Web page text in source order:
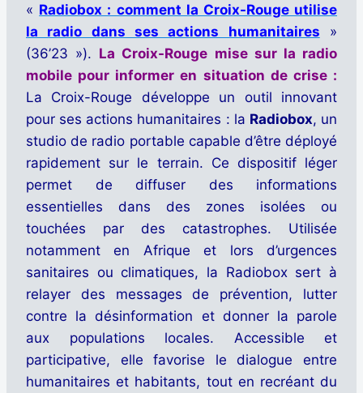
« Radiobox : comment la Croix-Rouge utilise
la radio dans ses actions humanitaires »
(36’23 »). La Croix-Rouge mise sur la radio
mobile pour informer en situation de crise :
La Croix-Rouge développe un outil innovant
pour ses actions humanitaires : la Radiobox, un
studio de radio portable capable d’être déployé
rapidement sur le terrain. Ce dispositif léger
permet de diffuser des informations
essentielles dans des zones isolées ou
touchées par des catastrophes. Utilisée
notamment en Afrique et lors d’urgences
sanitaires ou climatiques, la Radiobox sert à
relayer des messages de prévention, lutter
contre la désinformation et donner la parole
aux populations locales. Accessible et
participative, elle favorise le dialogue entre
humanitaires et habitants, tout en recréant du